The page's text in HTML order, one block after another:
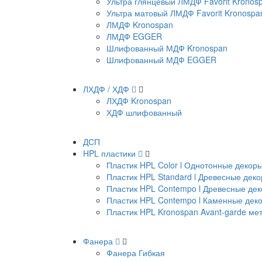
Ультра матовый ЛМДФ Favorit
ЛМДФ Kronospan
ЛМДФ EGGER
Шлифованный МДФ Kronospan
Шлифованный МДФ EGGER
ЛХДФ / ХДФ
ЛХДФ Kronospan
ХДФ шлифованный
ДСП
HPL пластики
Пластик HPL Color l Однотонные декоры
Пластик HPL Standard l Древесные
Пластик HPL Contempo l Древесные
Пластик HPL Contempo l Каменные
Пластик HPL Kronospan Avant-garde
Фанера
Фанера Гибкая